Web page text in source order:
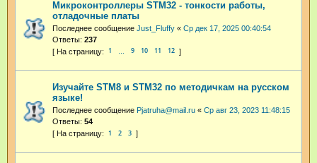
Микроконтроллеры STM32 - тонкости работы,
отладочные платы
Последнее сообщение Just_Fluffy « Ср дек 17, 2025 00:40:54
Ответы: 237
1 9 10 11 12
Изучайте STM8 и STM32 по методичкам на русском
языке!
Последнее сообщение Pjatruha@mail.ru « Ср авг 23, 2023 11:48:15
Ответы: 54
1 2 3